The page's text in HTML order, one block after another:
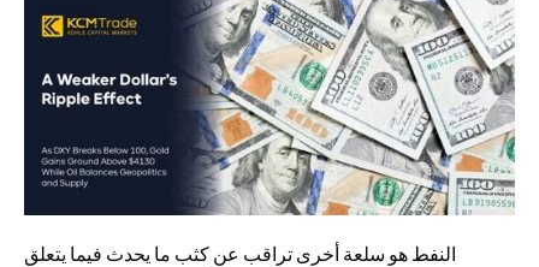
النفط هو سلعة أخرى تراقب عن كثب ما يحدث فيما يتعلق